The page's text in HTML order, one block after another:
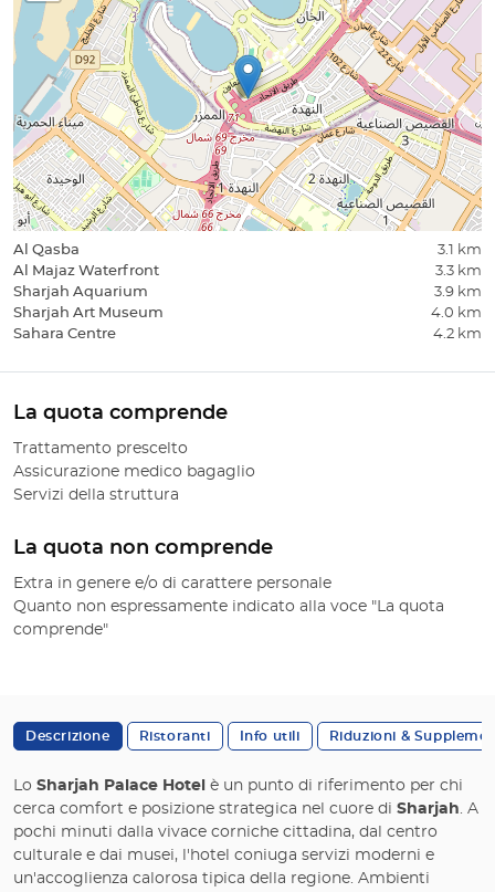
Al Qasba
3.1 km
Al Majaz Waterfront
3.3 km
Sharjah Aquarium
3.9 km
Sharjah Art Museum
4.0 km
Sahara Centre
4.2 km
La quota comprende
Trattamento prescelto
Assicurazione medico bagaglio
Servizi della struttura
La quota non comprende
Extra in genere e/o di carattere personale
Quanto non espressamente indicato alla voce "La quota
comprende"
Descrizione Ristoranti Info utili Riduzioni &
Lo Sharjah Palace Hotel è un punto di riferimento per chi
cerca comfort e posizione strategica nel cuore di Sharjah. A
pochi minuti dalla vivace corniche cittadina, dal centro
culturale e dai musei, l'hotel coniuga servizi moderni e
un'accoglienza calorosa tipica della regione. Ambienti